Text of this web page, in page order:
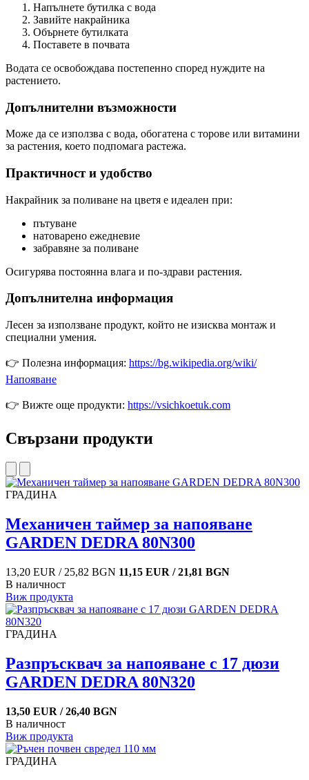
Напълнете бутилка с вода
Завийте накрайника
Обърнете бутилката
Поставете в почвата
Водата се освобождава постепенно според нуждите на
растението.
Допълнителни възможности
Може да се използва с вода, обогатена с торове или витамини
за растения, което подпомага растежа.
Практичност и удобство
Накрайник за поливане на цветя е идеален при:
пътуване
натоварено ежедневие
забравяне за поливане
Осигурява постоянна влага и по-здрави растения.
Допълнителна информация
Лесен за използване продукт, който не изисква монтаж и
специални умения.
👉 Полезна информация: https://bg.wikipedia.org/wiki/
Напояване
👉 Вижте още продукти: https://vsichkoetuk.com
Свързани продукти
ГРАДИНА
Механичен таймер за напояване
GARDEN DEDRA 80N300
13,20 EUR / 25,82 BGN 11,15 EUR / 21,81 BGN
В наличност
Виж продукта
ГРАДИНА
Разпръсквач за напояване с 17 дюзи
GARDEN DEDRA 80N320
13,50 EUR / 26,40 BGN
В наличност
Виж продукта
ГРАДИНА